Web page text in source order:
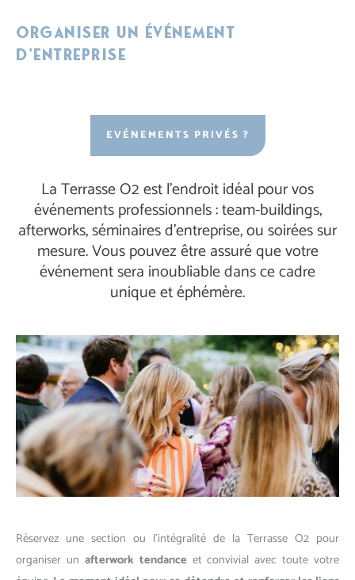
Organiser un événement
d’entreprise
EVÉNEMENTS PRIVÉS ?
La Terrasse O2 est l'endroit idéal pour vos
événements professionnels : team-buildings,
afterworks, séminaires d'entreprise, ou soirées sur
mesure. Vous pouvez être assuré que votre
événement sera inoubliable dans ce cadre
unique et éphémère.
Réservez une section ou l’intégralité de la Terrasse O2 pour
organiser un afterwork tendance et convivial avec toute votre